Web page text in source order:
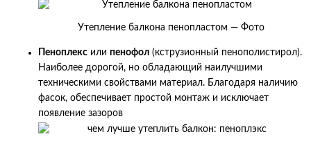
Утепление балкона пенопластом — Фото
Пеноплекс или пенофол (кструзионный пенополистирол).
Наиболее дорогой, но обладающий наилучшими
техническими свойствами материал. Благодаря наличию
фасок, обеспечивает простой монтаж и исключает
появление зазоров